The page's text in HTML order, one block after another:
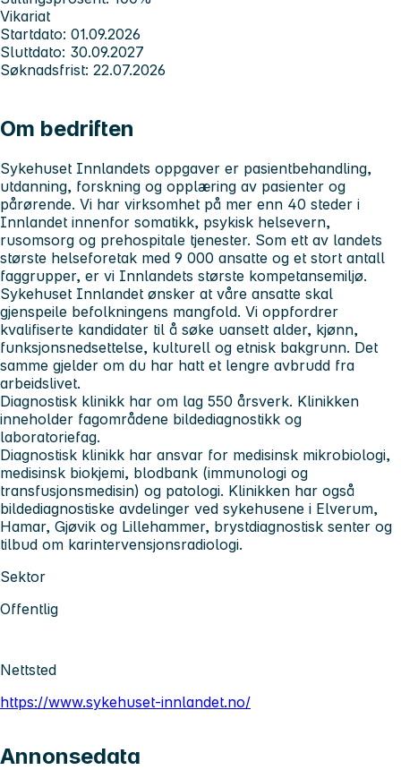
Vikariat
Startdato: 01.09.2026
Sluttdato: 30.09.2027
Søknadsfrist: 22.07.2026
Om bedriften
Sykehuset Innlandets oppgaver er pasientbehandling,
utdanning, forskning og opplæring av pasienter og
pårørende. Vi har virksomhet på mer enn 40 steder i
Innlandet innenfor somatikk, psykisk helsevern,
rusomsorg og prehospitale tjenester. Som ett av landets
største helseforetak med 9 000 ansatte og et stort antall
faggrupper, er vi Innlandets største kompetansemiljø.
Sykehuset Innlandet ønsker at våre ansatte skal
gjenspeile befolkningens mangfold. Vi oppfordrer
kvalifiserte kandidater til å søke uansett alder, kjønn,
funksjonsnedsettelse, kulturell og etnisk bakgrunn. Det
samme gjelder om du har hatt et lengre avbrudd fra
arbeidslivet.
Diagnostisk klinikk har om lag 550 årsverk. Klinikken
inneholder fagområdene bildediagnostikk og
laboratoriefag.
Diagnostisk klinikk har ansvar for medisinsk mikrobiologi,
medisinsk biokjemi, blodbank (immunologi og
transfusjonsmedisin) og patologi. Klinikken har også
bildediagnostiske avdelinger ved sykehusene i Elverum,
Hamar, Gjøvik og Lillehammer, brystdiagnostisk senter og
tilbud om karintervensjonsradiologi.
Sektor
Offentlig
Nettsted
https://www.sykehuset-innlandet.no/
Annonsedata